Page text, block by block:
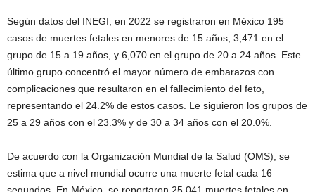
Según datos del INEGI, en 2022 se registraron en México 195
casos de muertes fetales en menores de 15 años, 3,471 en el
grupo de 15 a 19 años, y 6,070 en el grupo de 20 a 24 años. Este
último grupo concentró el mayor número de embarazos con
complicaciones que resultaron en el fallecimiento del feto,
representando el 24.2% de estos casos. Le siguieron los grupos de
25 a 29 años con el 23.3% y de 30 a 34 años con el 20.0%.
De acuerdo con la Organización Mundial de la Salud (OMS), se
estima que a nivel mundial ocurre una muerte fetal cada 16